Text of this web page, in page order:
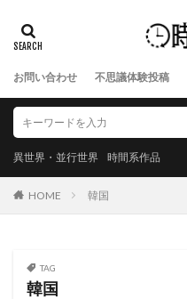
お問い合わせ 不思議体験投稿
異世界・並行世界 時間系作品
HOME 韓国
TAG
韓国